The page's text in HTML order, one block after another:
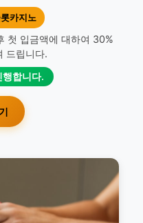
카지노
첫 입금액에 대하여 30%
드립니다.
행합니다.